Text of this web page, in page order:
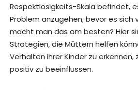
Respektlosigkeits-Skala befindet,
Problem anzugehen, bevor es sich
macht man das am besten? Hier
Strategien, die Müttern helfen
Verhalten ihrer Kinder zu erkennen,
positiv zu beeinflussen.